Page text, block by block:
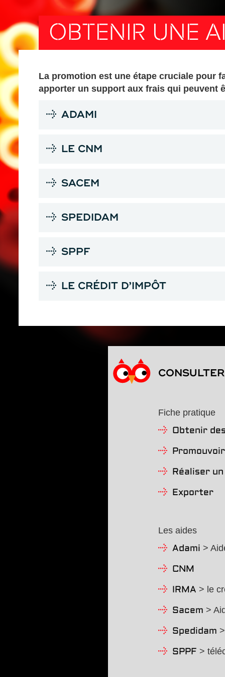
OBTENIR UNE
La promotion est une étape cruciale pour
apporter un support aux frais qui peuvent
ADAMI
LE CNM
SACEM
SPEDIDAM
SPPF
LE CRÉDIT D’IMPÔT
Fiche pratique
Obtenir
Promouvoir
Réaliser
Exporter
Les aides
Adami >
CNM
IRMA > le
Sacem >
Spedidam
SPPF >